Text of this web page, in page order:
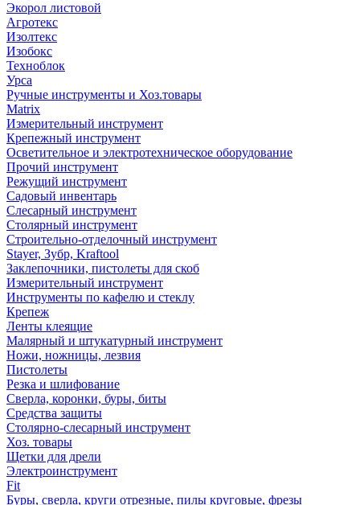
Экорол листовой
Агротекс
Изолтекс
Изобокс
Техноблок
Урса
Ручные инструменты и Хоз.товары
Matrix
Измерительный инструмент
Крепежный инструмент
Осветительное и электротехническое оборудование
Прочий инструмент
Режущий инструмент
Садовый инвентарь
Слесарный инструмент
Столярный инструмент
Строительно-отделочный инструмент
Stayer, Зубр, Kraftool
Заклепочники, пистолеты для скоб
Измерительный инструмент
Инструменты по кафелю и стеклу
Крепеж
Ленты клеящие
Малярный и штукатурный инструмент
Ножи, ножницы, лезвия
Пистолеты
Резка и шлифование
Сверла, коронки, буры, биты
Средства защиты
Столярно-слесарный инструмент
Хоз. товары
Щетки для дрели
Электроинструмент
Fit
Буры, сверла, круги отрезные, пилы круговые, фрезы